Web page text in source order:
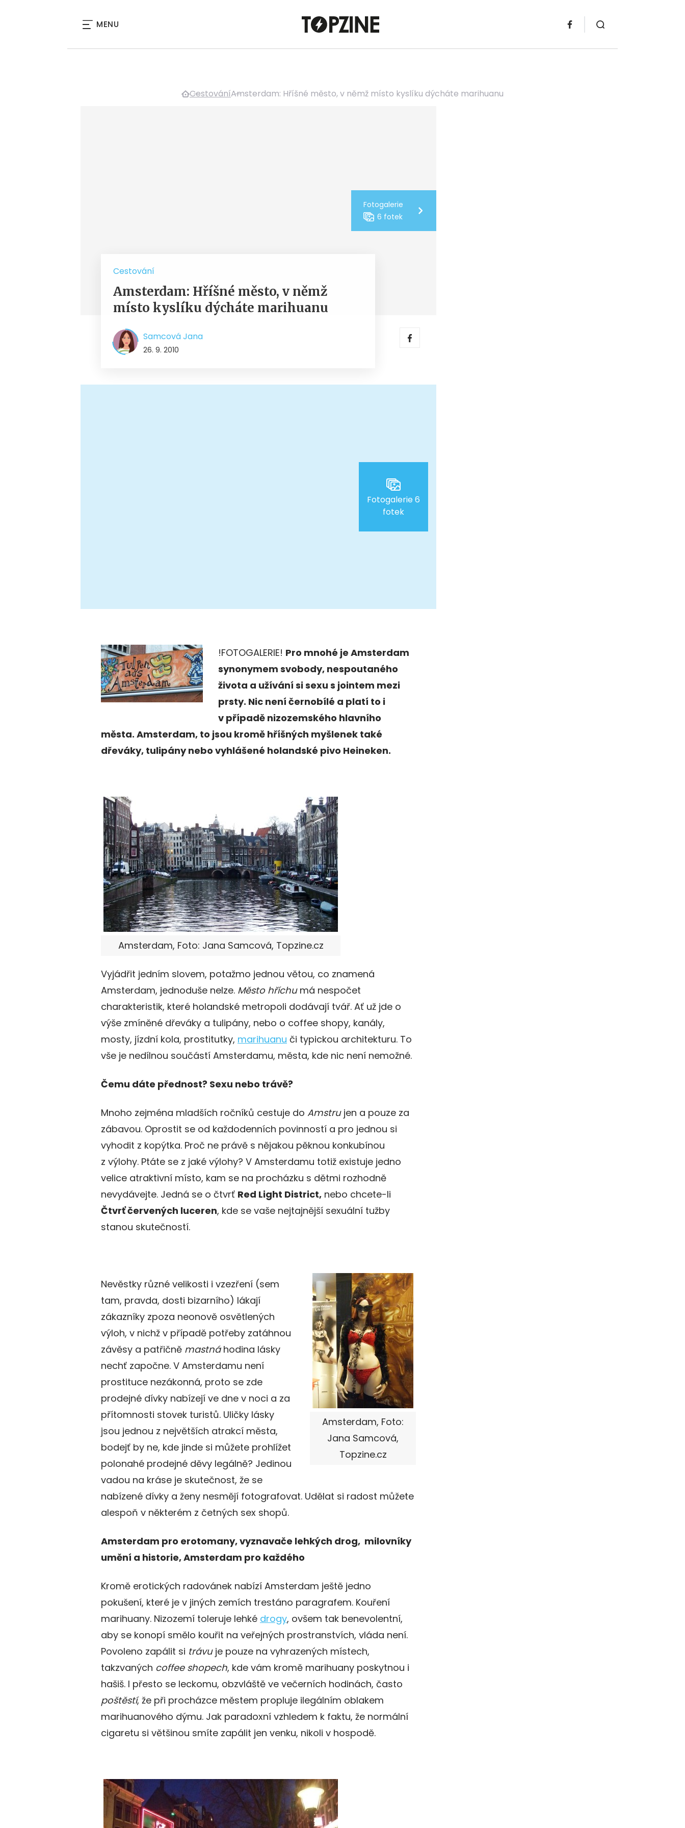
MENU
CestováníAmsterdam: Hříšné město, v němž místo kyslíku dýcháte marihuanu
Fotogalerie
6 fotek
Cestování
Amsterdam: Hříšné město, v němž
místo kyslíku dýcháte marihuanu
Samcová Jana
26. 9. 2010
Fotogalerie 6
fotek
!FOTOGALERIE! Pro mnohé je Amsterdam
synonymem svobody, nespoutaného
života a užívání si sexu s jointem mezi
prsty. Nic není černobílé a platí to i
v případě nizozemského hlavního
města. Amsterdam, to jsou kromě hříšných myšlenek také
dřeváky, tulipány nebo vyhlášené holandské pivo Heineken.
Amsterdam, Foto: Jana Samcová, Topzine.cz
Vyjádřit jedním slovem, potažmo jednou větou, co znamená
Amsterdam, jednoduše nelze. Město hříchumá nespočet
charakteristik, které holandské metropoli dodávají tvář. Ať už jde o
výše zmíněné dřeváky a tulipány, nebo o coffee shopy, kanály,
mosty, jízdní kola, prostitutky, marihuanu či typickou architekturu. To
vše je nedílnou součástí Amsterdamu, města, kde nic není nemožné.
Čemu dáte přednost? Sexu nebo trávě?
Mnoho zejména mladších ročníků cestuje do Amstrujen a pouze za
zábavou. Oprostit se od každodenních povinností a pro jednou si
vyhodit z kopýtka. Proč ne právě s nějakou pěknou konkubínou
z výlohy. Ptáte se z jaké výlohy? V Amsterdamu totiž existuje jedno
velice atraktivní místo, kam se na procházku s dětmi rozhodně
nevydávejte. Jedná se o čtvrť Red Light District, nebo chcete-li
Čtvrť červených luceren, kde se vaše nejtajnější sexuální tužby
stanou skutečností.
Amsterdam, Foto:
Jana Samcová,
Topzine.cz
Nevěstky různé velikosti i vzezření (sem
tam, pravda, dosti bizarního) lákají
zákazníky zpoza neonově osvětlených
výloh, v nichž v případě potřeby zatáhnou
závěsy a patřičně mastnáhodina lásky
nechť započne. V Amsterdamu není
prostituce nezákonná, proto se zde
prodejné dívky nabízejí ve dne v noci a za
přítomnosti stovek turistů. Uličky lásky
jsou jednou z největších atrakcí města,
bodejť by ne, kde jinde si můžete prohlížet
polonahé prodejné děvy legálně? Jedinou
vadou na kráse je skutečnost, že se
nabízené dívky a ženy nesmějí fotografovat. Udělat si radost můžete
alespoň v některém z četných sex shopů.
Amsterdam pro erotomany, vyznavače lehkých drog, milovníky
umění a historie, Amsterdam pro každého
Kromě erotických radovánek nabízí Amsterdam ještě jedno
pokušení, které je v jiných zemích trestáno paragrafem. Kouření
marihuany. Nizozemí toleruje lehké drogy, ovšem tak benevolentní,
aby se konopí smělo kouřit na veřejných prostranstvích, vláda není.
Povoleno zapálit si trávuje pouze na vyhrazených místech,
takzvaných coffee shopech, kde vám kromě marihuany poskytnou i
hašiš. I přesto se leckomu, obzvláště ve večerních hodinách, často
poštěstí, že při procházce městem propluje ilegálním oblakem
marihuanového dýmu. Jak paradoxní vzhledem k faktu, že normální
cigaretu si většinou smíte zapálit jen venku, nikoli v hospodě.